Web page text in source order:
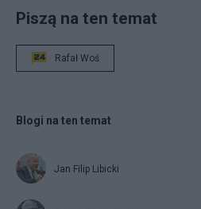
Piszą na ten temat
Rafał Woś
Blogi na ten temat
Jan Filip Libicki